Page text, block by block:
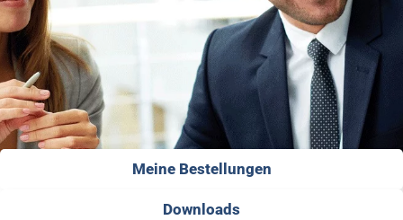
Meine Bestellungen
Downloads